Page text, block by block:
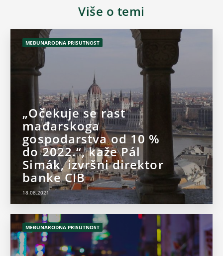
Više o temi
MEĐUNARODNA PRISUTNOST
„Očekuje se rast
mađarskoga
gospodarstva od 10 %
do 2022.“, kaže Pál
Simák, izvršni direktor
banke CIB
18.08.2021
MEĐUNARODNA PRISUTNOST